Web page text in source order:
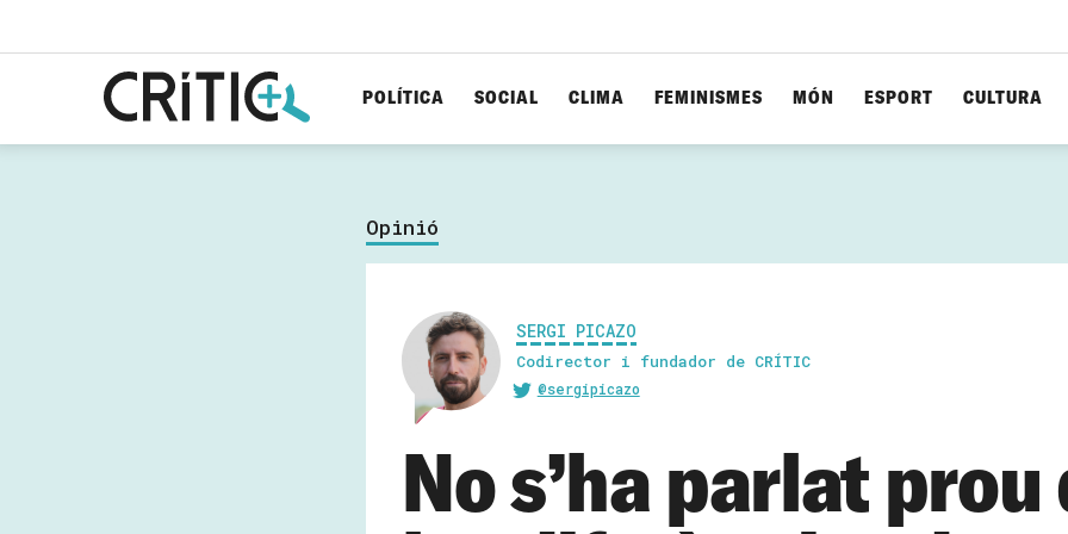
POLÍTICA SOCIAL CLIMA FEMINISMES MÓN ESPORT CULTURA
Opinió
SERGI PICAZO
Codirector i fundador de CRÍTIC
@sergipicazo
No s’ha parlat prou